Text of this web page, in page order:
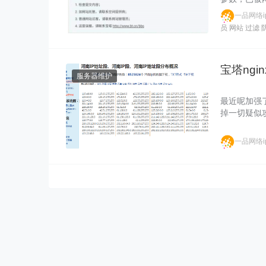
一品网
员 网站 过滤
服务器维护 宝塔
最近呢加强
掉一切疑似
一品网